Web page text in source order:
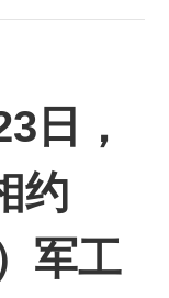
日，
约
军工